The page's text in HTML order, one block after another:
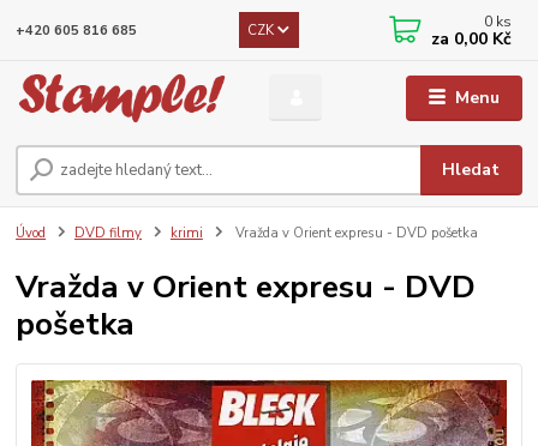
Menu
CZK
Hledat
+420 605 816 685 0 ks
za 0,00 Kč
Úvod DVD filmy krimi Vražda v Orient expresu - DVD pošetka
Vražda v Orient expresu - DVD
pošetka